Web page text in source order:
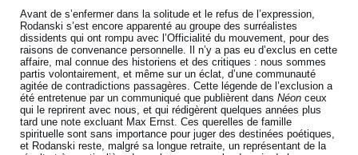
Avant de s’enfermer dans la solitude et le refus de l’expression,
Rodanski s’est encore apparenté au groupe des surréalistes
dissidents qui ont rompu avec l’Officialité du mouvement, pour des
raisons de convenance personnelle. Il n’y a pas eu d’exclus en cette
affaire, mal connue des historiens et des critiques : nous sommes
partis volontairement, et même sur un éclat, d’une communauté
agitée de contradictions passagères. Cette légende de l’exclusion a
été entretenue par un communiqué que publièrent dansNéon ceux
qui le reprirent avec nous, et qui rédigèrent quelques années plus
tard une note excluant Max Ernst. Ces querelles de famille
spirituelle sont sans importance pour juger des destinées poétiques,
et Rodanski reste, malgré sa longue retraite, un représentant de la